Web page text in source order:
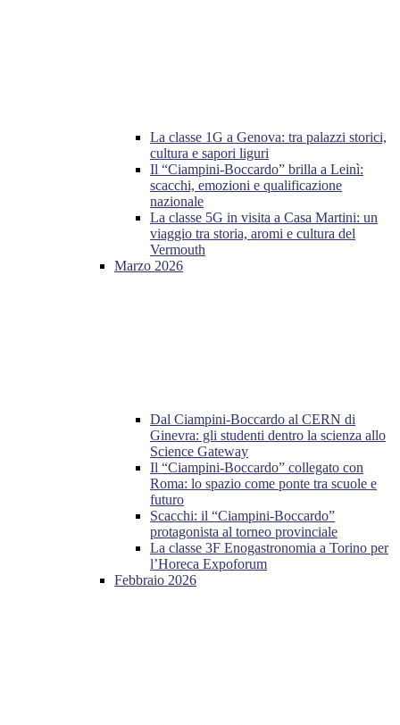
La classe 1G a Genova: tra palazzi storici,
cultura e sapori liguri
Il “Ciampini-Boccardo” brilla a Leinì:
scacchi, emozioni e qualificazione
nazionale
La classe 5G in visita a Casa Martini: un
viaggio tra storia, aromi e cultura del
Vermouth
Marzo 2026
Dal Ciampini-Boccardo al CERN di
Ginevra: gli studenti dentro la scienza allo
Science Gateway
Il “Ciampini-Boccardo” collegato con
Roma: lo spazio come ponte tra scuole e
futuro
Scacchi: il “Ciampini-Boccardo”
protagonista al torneo provinciale
La classe 3F Enogastronomia a Torino per
l’Horeca Expoforum
Febbraio 2026